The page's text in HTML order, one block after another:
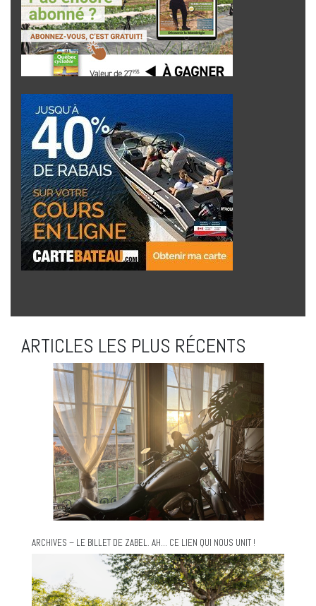
ARTICLES LES PLUS RÉCENTS
ARCHIVES – LE BILLET DE ZABEL. AH… CE LIEN QUI NOUS UNIT !